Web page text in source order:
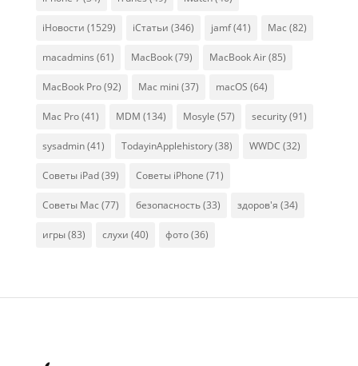
iНовости (1529) iСтатьи (346) jamf(41) Mac (82)
macadmins (61) MacBook(79) MacBook Air(85)
MacBook Pro(92) Mac mini (37) macOS (64)
Mac Pro(41) MDM (134) Mosyle (57) security(91)
sysadmin(41) TodayinApplehistory(38) WWDC (32)
Советы iPad(39) Советы iPhone (71)
Советы Mac (77) безопасность(33) здоров'я (34)
игры(83) слухи (40) фото(36)